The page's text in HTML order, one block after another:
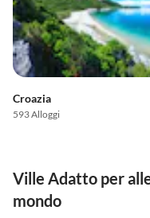
Croazia
593 Alloggi
Ville Adatto per
mondo